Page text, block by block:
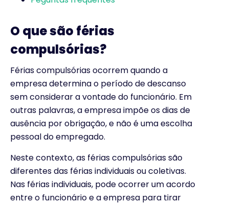
O que são férias
compulsórias?
Férias compulsórias ocorrem quando a
empresa determina o período de descanso
sem considerar a vontade do funcionário. Em
outras palavras, a empresa impõe os dias de
ausência por obrigação, e não é uma escolha
pessoal do empregado.
Neste contexto, as férias compulsórias são
diferentes das férias individuais ou coletivas.
Nas férias individuais, pode ocorrer um acordo
entre o funcionário e a empresa para tirar